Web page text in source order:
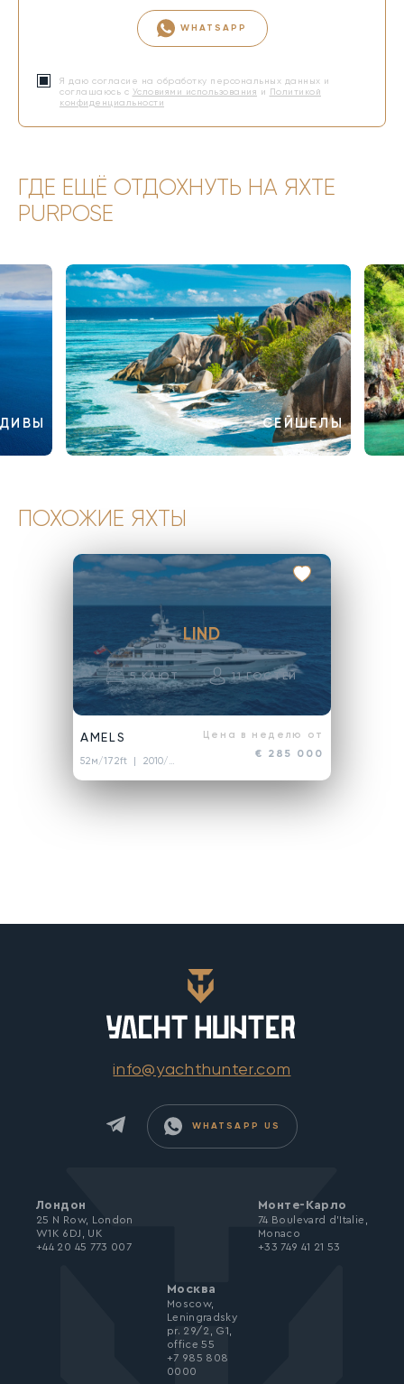
WHATSAPP
Я даю согласие на обработку персональных данных и
соглашаюсь с Условиями использования и Политикой
конфиденциальности
ГДЕ ЕЩЁ ОТДОХНУТЬ НА ЯХТЕ
PURPOSE
СЕЙШЕЛЫ
ПОХОЖИЕ ЯХТЫ
5 КАЮТ 11 ГОСТЕЙ
LIND
AMELS
52м/172ft | 2010/2020
Цена в неделю от
€ 285 000
info@yachthunter.com
WHATSAPP US
Лондон
25 N Row, London
W1K 6DJ, UK
+44 20 45 773 007
Монте-Карло
74 Boulevard d’Italie,
Monaco
+33 749 41 21 53
Москва
Moscow,
Leningradsky
pr. 29/2, G1,
office 55
+7 985 808
0000